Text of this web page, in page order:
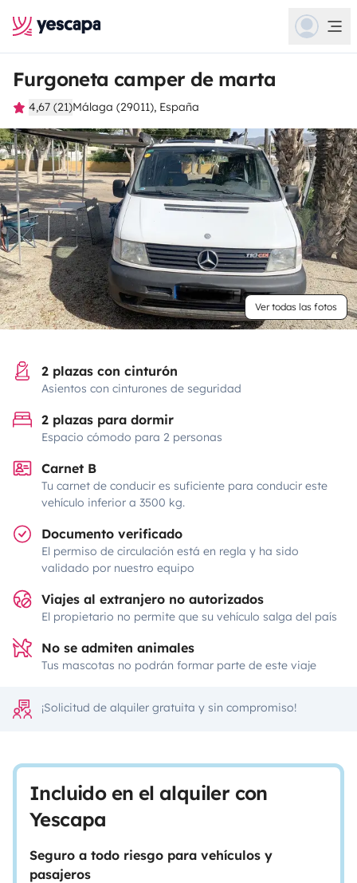
Furgoneta camper de marta
4,67 (21)Málaga (29011), España
Ver todas las fotos
2 plazas con cinturón
Asientos con cinturones de seguridad
2 plazas para dormir
Espacio cómodo para 2 personas
Carnet B
Tu carnet de conducir es suficiente para conducir este
vehículo inferior a 3500 kg.
Documento verificado
El permiso de circulación está en regla y ha sido
validado por nuestro equipo
Viajes al extranjero no autorizados
El propietario no permite que su vehículo salga del país
No se admiten animales
Tus mascotas no podrán formar parte de este viaje
¡Solicitud de alquiler gratuita y sin compromiso!
Incluido en el alquiler con
Yescapa
Seguro a todo riesgo para vehículos y
pasajeros